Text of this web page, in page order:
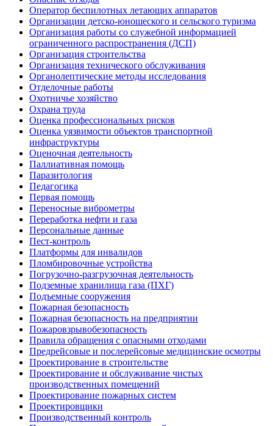
Оператор беспилотных летающих аппаратов
Организации детско-юношеского и сельского туризма
Организация работы со служебной информацией
ограниченного распространения (ДСП)
Организация строительства
Организация технического обслуживания
Органолептические методы исследования
Отделочные работы
Охотничье хозяйство
Охрана труда
Оценка профессиональных рисков
Оценка уязвимости объектов транспортной
инфраструктуры
Оценочная деятельность
Паллиативная помощь
Паразитология
Педагогика
Первая помощь
Переносные виброметры
Переработка нефти и газа
Персональные данные
Пест-контроль
Платформы для инвалидов
Пломбировочные устройства
Погрузочно-разгрузочная деятельность
Подземные хранилища газа (ПХГ)
Подъемные сооружения
Пожарная безопасность
Пожарная безопасность на предприятии
Пожаровзрывобезопасность
Правила обращения с опасными отходами
Предрейсовые и послерейсовые медицинские осмотры
Проектирование в строительстве
Проектирование и обслуживание чистых
производственных помещений
Проектирование пожарных систем
Проектировщики
Производственный контроль